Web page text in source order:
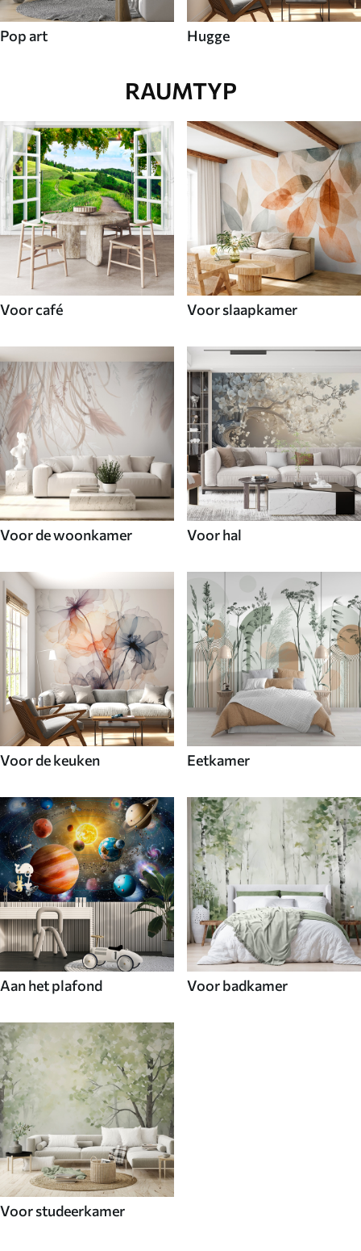
Pop art Hugge
RAUMTYP
Voor café Voor slaapkamer
Voor de woonkamer Voor hal
Voor de keuken Eetkamer
Aan het plafond Voor badkamer
Voor studeerkamer